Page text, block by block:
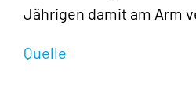
Jährigen damit am Arm
Quelle